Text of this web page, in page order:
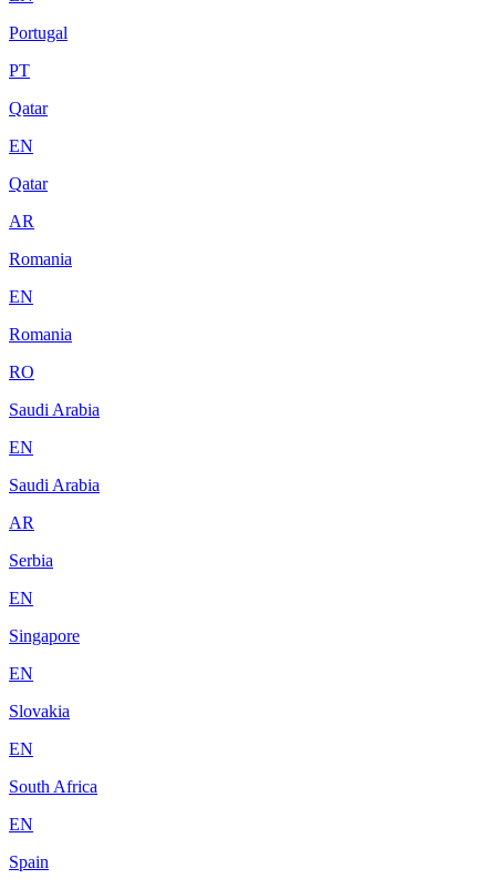
Portugal
PT
Qatar
EN
Qatar
AR
Romania
EN
Romania
RO
Saudi Arabia
EN
Saudi Arabia
AR
Serbia
EN
Singapore
EN
Slovakia
EN
South Africa
EN
Spain